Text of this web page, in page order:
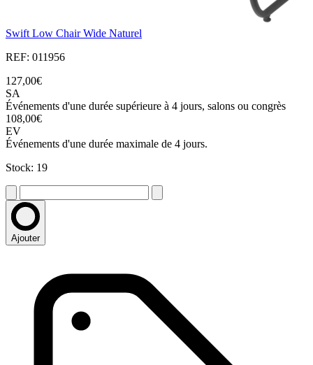
Swift Low Chair Wide Naturel
REF: 011956
127,00€
SA
Événements d'une durée supérieure à 4 jours, salons ou congrès
108,00€
EV
Événements d'une durée maximale de 4 jours.
Stock: 19
Ajouter